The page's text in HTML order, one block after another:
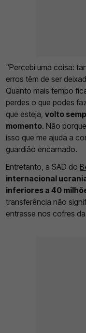
"Percebi uma coisa:
erros têm de ser
Quanto mais tempo
perdes o que podes
que esteja, volto
momento. Não
isso que me ajuda a
guardião encarnado.
Entretanto, a SAD do
internacional
inferiores a 40
transferência não
entrasse nos cofres